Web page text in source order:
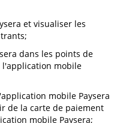
et visualiser les
dans les points de
l'application mobile
mobile Paysera
de la carte de paiement
mobile Paysera;